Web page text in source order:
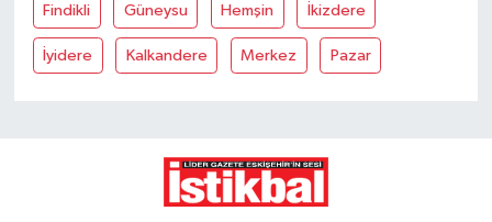
Findikli Güneysu Hemşin İkizdere
İyidere Kalkandere Merkez Pazar